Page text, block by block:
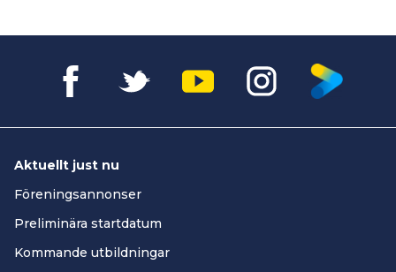
Aktuellt just nu
Föreningsannonser
Preliminära startdatum
Kommande utbildningar